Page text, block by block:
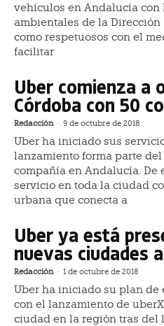
vehículos en Andalucía
ambientales de la Dirección
como respetuosos con el
facilitar
Uber comienza a
Córdoba con 50
Redacción - 9 de octubre de 2018
Uber ha iniciado sus
lanzamiento forma parte
compañía en Andalucía. De
servicio en toda la ciudad
urbana que conecta a
Uber ya está
nuevas ciudades
Redacción - 1 de octubre de 2018
Uber ha iniciado su plan
con el lanzamiento de
ciudad en la región tras del